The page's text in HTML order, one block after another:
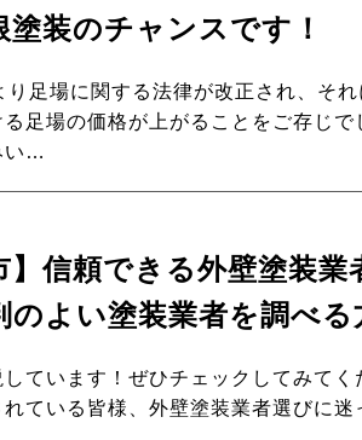
塗装のチャンスです！
足場に関する法律が改正され、それ
る足場の価格が上がることをご存じ
い…
】信頼できる外壁塗装
のよい塗装業者を調べる
ています！ぜひチェックしてみてく
ている皆様、外壁塗装業者選びに